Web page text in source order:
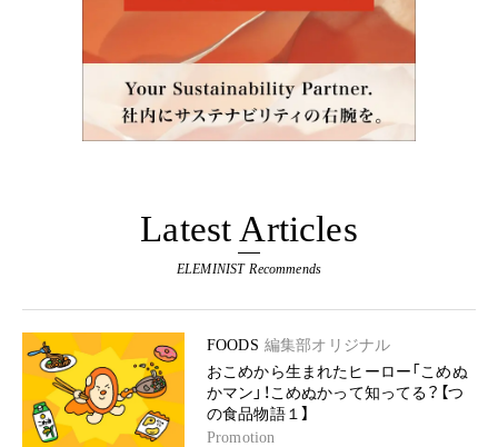
Latest Articles
ELEMINIST Recommends
FOODS 編集部オリジナル
おこめから生まれたヒーロー「こめぬ
かマン」！こめぬかって知ってる？【つ
の食品物語１】
Promotion